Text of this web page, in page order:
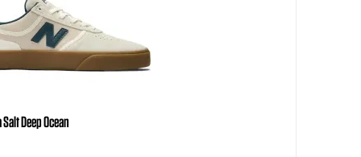
Deep Ocean